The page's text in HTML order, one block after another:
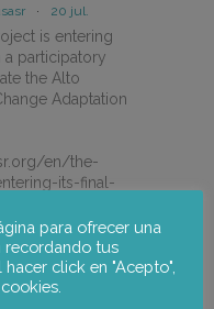
· 20 jul.
is entering
a participatory
the Alto
Adaptation
en/the-
its-final-
para ofrecer una
recordando tus
click en "Acepto",